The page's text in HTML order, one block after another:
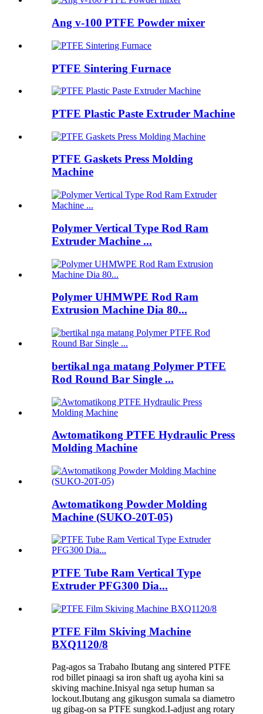
Ang v-100 PTFE Powder mixer
PTFE Sintering Furnace
PTFE Plastic Paste Extruder Machine
PTFE Gaskets Press Molding
Machine
Polymer Vertical Type Rod Ram
Extruder Machine ...
Polymer UHMWPE Rod Ram
Extrusion Machine Dia 80...
bertikal nga matang Polymer PTFE
Rod Round Bar Single ...
Awtomatikong PTFE Hydraulic Press
Molding Machine
Awtomatikong Powder Molding
Machine (SUKO-20T-05)
PTFE Tube Ram Vertical Type
Extruder PFG300 Dia...
PTFE Film Skiving Machine
BXQ1120/8
Pag-agos sa Trabaho Ibutang ang sintered PTFE
rod billet pinaagi sa iron shaft ug ayoha kini sa
skiving machine.Inisyal nga setup human sa
lockout.Ibutang ang gikusgon sumala sa diametro
ug gibag-on sa PTFE sungkod.I-adjust ang rotary